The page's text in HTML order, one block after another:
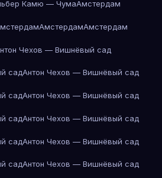
Камю — ЧумаАмстердам
АмстердамАмстердам
Чехов — Вишнёвый сад
садАнтон Чехов — Вишнёвый сад
садАнтон Чехов — Вишнёвый сад
садАнтон Чехов — Вишнёвый сад
садАнтон Чехов — Вишнёвый сад
садАнтон Чехов — Вишнёвый сад